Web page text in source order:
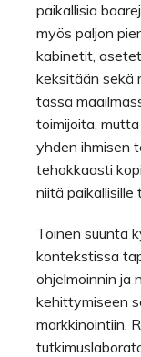
paikallisia
myös paljon
kabinetit,
keksitään sekä
tässä
toimijoita,
yhden ihmisen
tehokkaasti
niitä paikallisille
Toinen suunta
kontekstissa
ohjelmoinnin ja
kehittymiseen
markkinointiin.